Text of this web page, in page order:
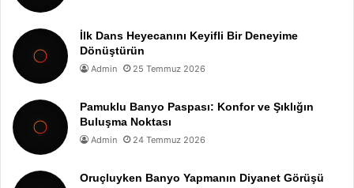
İlk Dans Heyecanını Keyifli Bir Deneyime
Dönüştürün
Admin 25 Temmuz 2026
Pamuklu Banyo Paspası: Konfor ve Şıklığın
Buluşma Noktası
Admin 24 Temmuz 2026
Oruçluyken Banyo Yapmanın Diyanet Görüşü